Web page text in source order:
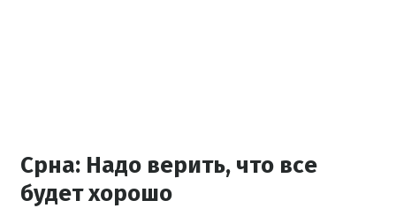
Срна: Надо верить, что все
будет хорошо